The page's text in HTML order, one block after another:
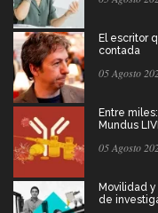
El escritor
contada
05 Agosto
Entre
Mundus
05 Agosto
Movilidad
de